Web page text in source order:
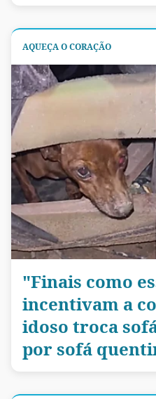
AQUEÇA O CORAÇÃO
"Finais como
incentivam a
idoso troca
por sofá